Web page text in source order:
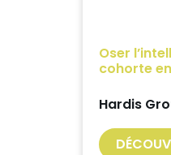
Oser
cohorte
Hardis